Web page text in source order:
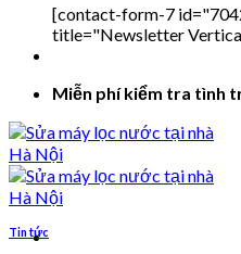
[contact-form-7
title="Newsletter
Miễn phí kiểm tra tình
Tin tức